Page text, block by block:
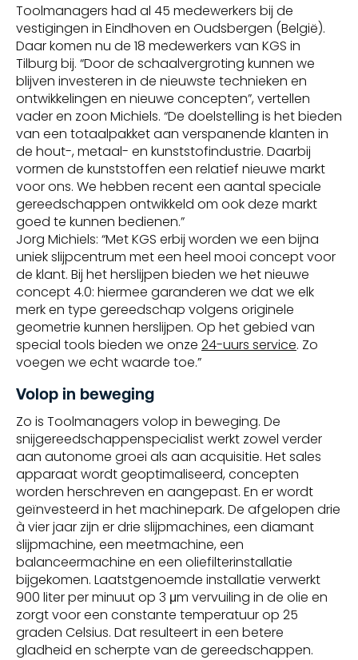
Toolmanagers had al 45 medewerkers bij de
vestigingen in Eindhoven en Oudsbergen (België).
Daar komen nu de 18 medewerkers van KGS in
Tilburg bij. “Door de schaalvergroting kunnen we
blijven investeren in de nieuwste technieken en
ontwikkelingen en nieuwe concepten”, vertellen
vader en zoon Michiels. “De doelstelling is het bieden
van een totaalpakket aan verspanende klanten in
de hout-, metaal- en kunststofindustrie. Daarbij
vormen de kunststoffen een relatief nieuwe markt
voor ons. We hebben recent een aantal speciale
gereedschappen ontwikkeld om ook deze markt
goed te kunnen bedienen.”
Jorg Michiels: “Met KGS erbij worden we een bijna
uniek slijpcentrum met een heel mooi concept voor
de klant. Bij het herslijpen bieden we het nieuwe
concept 4.0: hiermee garanderen we dat we elk
merk en type gereedschap volgens originele
geometrie kunnen herslijpen. Op het gebied van
special tools bieden we onze 24-uurs service. Zo
voegen we echt waarde toe.”
Volop in beweging
Zo is Toolmanagers volop in beweging. De
snijgereedschappenspecialist werkt zowel verder
aan autonome groei als aan acquisitie. Het sales
apparaat wordt geoptimaliseerd, concepten
worden herschreven en aangepast. En er wordt
geïnvesteerd in het machinepark. De afgelopen drie
à vier jaar zijn er drie slijpmachines, een diamant
slijpmachine, een meetmachine, een
balanceermachine en een oliefilterinstallatie
bijgekomen. Laatstgenoemde installatie verwerkt
900 liter per minuut op 3 μm vervuiling in de olie en
zorgt voor een constante temperatuur op 25
graden Celsius. Dat resulteert in een betere
gladheid en scherpte van de gereedschappen.